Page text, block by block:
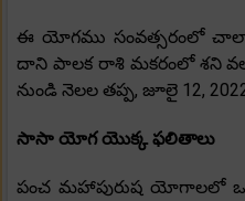
ఈ యోగము సంవత్సరంలో చాలా
దాని పాలక రాశి మకరంలో శని వలన,
నుండి నెలల తప్ప, జూలై 12,
సాసా యోగ యొక్క ఫలితాలు
పంచ మహాపురుష యోగాలలో